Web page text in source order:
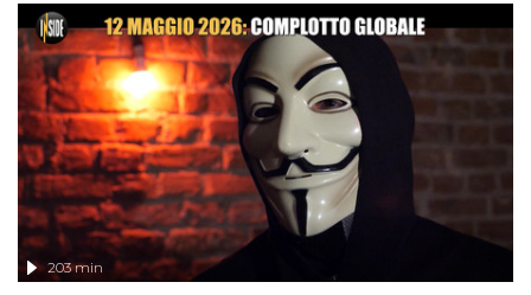
203 min